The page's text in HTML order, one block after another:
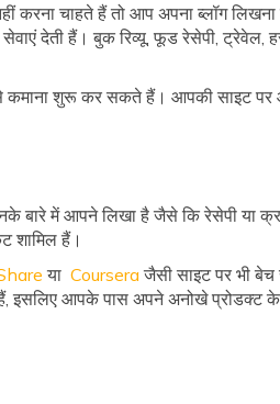
करना चाहते हैं तो आप अपना ब्लॉग
देती हैं। बुक रिव्यू, फूड रेसेपी,
कमाना शुरू कर सकते हैं। आपकी साइट पर
बारे में आपने लिखा है जैसे कि रेसेपी या
शामिल हैं।
याCourseraजैसी साइट पर भी
आपके पास अपने अनोखे प्रोडक्ट के